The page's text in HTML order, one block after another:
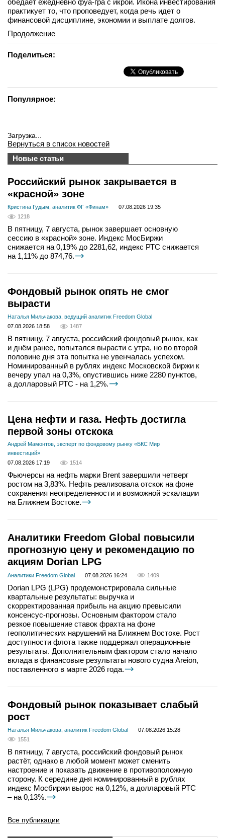
обедает ежедневно фуа-гра с икрой. Икона инвестирования
практикует то, что проповедует, когда речь идет о
финансовой дисциплине, экономии и выплате долгов.
Продолжение
Поделиться:
Популярное:
Загрузка...
Вернуться в список новостей
Новые статьи
Российский рынок закрывается в
«красной» зоне
Кристина Гудым, аналитик ФГ «Финам»
07.08.2026 19:35
1218
В пятницу, 7 августа, рынок завершает основную
сессию в «красной» зоне. Индекс МосБиржи
снижается на 0,19% до 2281,62, индекс РТС снижается
на 1,11% до 874,76.
Фондовый рынок опять не смог
вырасти
Наталья Мильчакова, ведущий аналитик Freedom Global
07.08.2026 18:58
1487
В пятницу, 7 августа, российский фондовый рынок, как
и днём ранее, попытался вырасти с утра, но во второй
половине дня эта попытка не увенчалась успехом.
Номинированный в рублях индекс Московской биржи к
вечеру упал на 0,3%, опустившись ниже 2280 пунктов,
а долларовый РТС - на 1,2%.
Цена нефти и газа. Нефть достигла
первой зоны отскока
Андрей Мамонтов, эксперт по фондовому рынку «БКС Мир
инвестиций»
07.08.2026 17:19
1514
Фьючерсы на нефть марки Brent завершили четверг
ростом на 3,83%. Нефть реализовала отскок на фоне
сохранения неопределенности и возможной эскалации
на Ближнем Востоке.
Аналитики Freedom Global повысили
прогнозную цену и рекомендацию по
акциям Dorian LPG
Аналитики Freedom Global 07.08.2026 16:24 1409
Dorian LPG (LPG) продемонстрировала сильные
квартальные результаты: выручка и
скорректированная прибыль на акцию превысили
консенсус-прогнозы. Основным фактором стало
резкое повышение ставок фрахта на фоне
геополитических нарушений на Ближнем Востоке. Рост
доступности флота также поддержал операционные
результаты. Дополнительным фактором стало начало
вклада в финансовые результаты нового судна Areion,
поставленного в марте 2026 года.
Фондовый рынок показывает слабый
рост
Наталья Мильчакова, аналитик Freedom Global
07.08.2026 15:28
1551
В пятницу, 7 августа, российский фондовый рынок
растёт, однако в любой момент может сменить
настроение и показать движение в противоположную
сторону. К середине дня номинированный в рублях
индекс Мосбиржи вырос на 0,12%, а долларовый РТС
– на 0,13%.
Все публикации